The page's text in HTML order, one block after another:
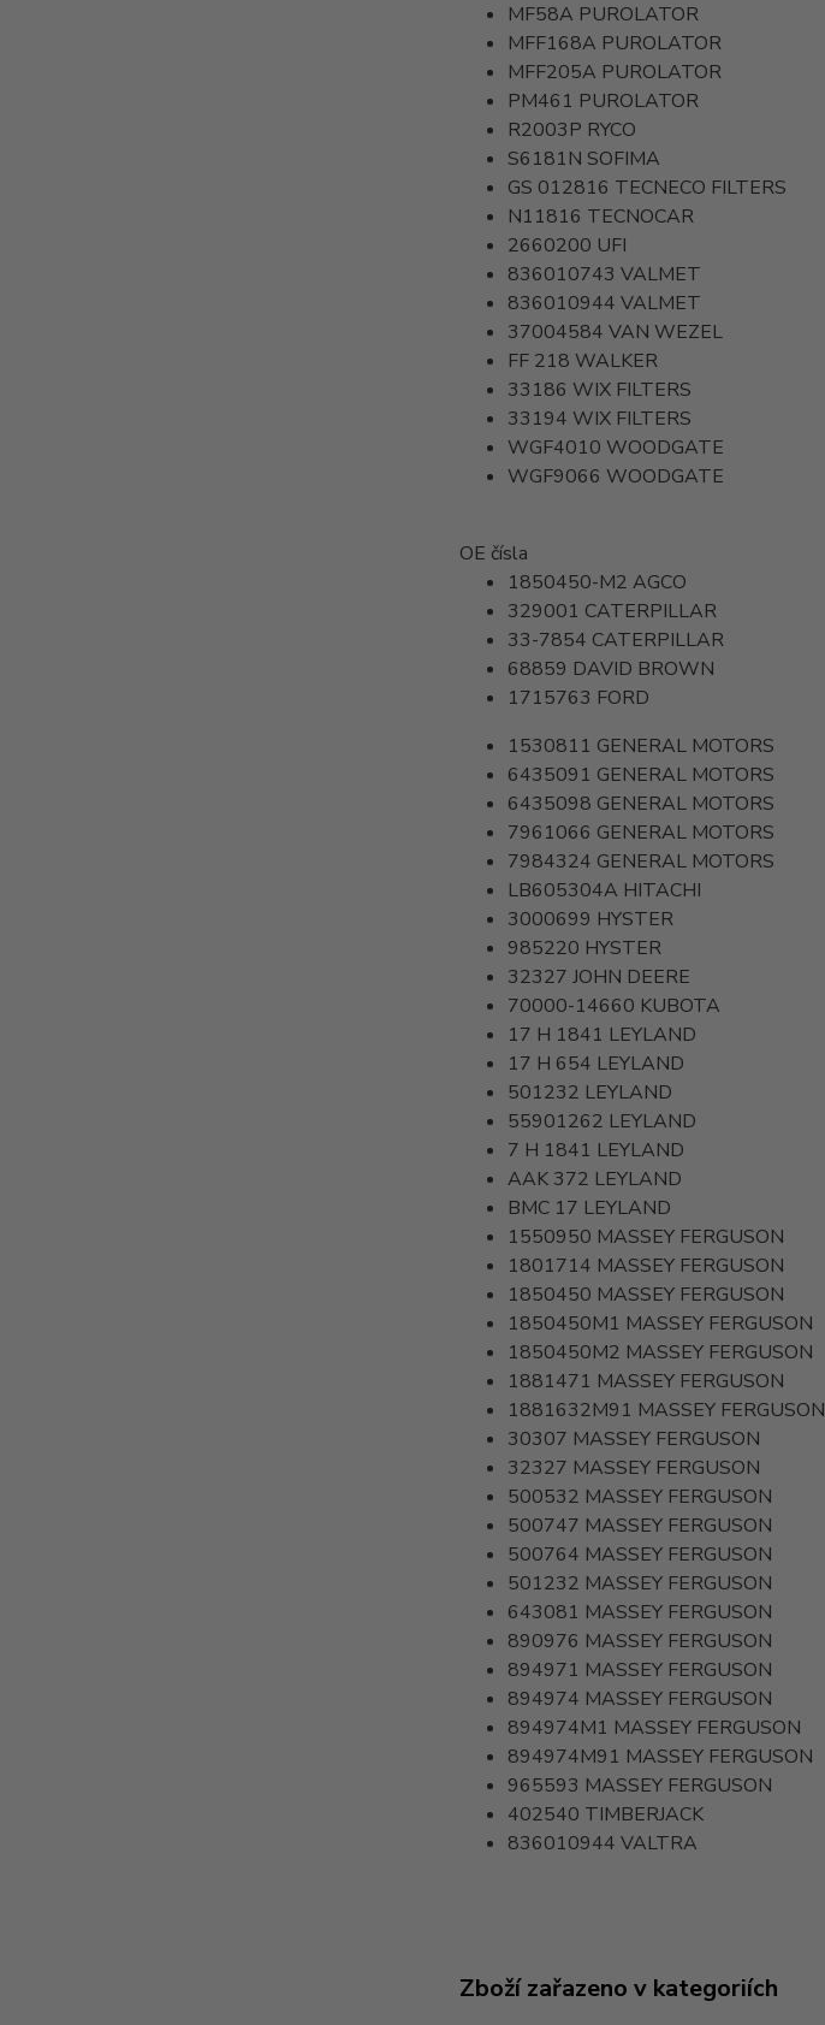
MF58A PUROLATOR
MFF168A PUROLATOR
MFF205A PUROLATOR
PM461 PUROLATOR
R2003P RYCO
S6181N SOFIMA
GS 012816 TECNECO FILTERS
N11816 TECNOCAR
2660200 UFI
836010743 VALMET
836010944 VALMET
37004584 VAN WEZEL
FF 218 WALKER
33186 WIX FILTERS
33194 WIX FILTERS
WGF4010 WOODGATE
WGF9066 WOODGATE
OE čísla
1850450-M2 AGCO
329001 CATERPILLAR
33-7854 CATERPILLAR
68859 DAVID BROWN
1715763 FORD
1530811 GENERAL MOTORS
6435091 GENERAL MOTORS
6435098 GENERAL MOTORS
7961066 GENERAL MOTORS
7984324 GENERAL MOTORS
LB605304A HITACHI
3000699 HYSTER
985220 HYSTER
32327 JOHN DEERE
70000-14660 KUBOTA
17 H 1841 LEYLAND
17 H 654 LEYLAND
501232 LEYLAND
55901262 LEYLAND
7 H 1841 LEYLAND
AAK 372 LEYLAND
BMC 17 LEYLAND
1550950 MASSEY FERGUSON
1801714 MASSEY FERGUSON
1850450 MASSEY FERGUSON
1850450M1 MASSEY FERGUSON
1850450M2 MASSEY FERGUSON
1881471 MASSEY FERGUSON
1881632M91 MASSEY FERGUSON
30307 MASSEY FERGUSON
32327 MASSEY FERGUSON
500532 MASSEY FERGUSON
500747 MASSEY FERGUSON
500764 MASSEY FERGUSON
501232 MASSEY FERGUSON
643081 MASSEY FERGUSON
890976 MASSEY FERGUSON
894971 MASSEY FERGUSON
894974 MASSEY FERGUSON
894974M1 MASSEY FERGUSON
894974M91 MASSEY FERGUSON
965593 MASSEY FERGUSON
402540 TIMBERJACK
836010944 VALTRA
Zboží zařazeno v kategoriích